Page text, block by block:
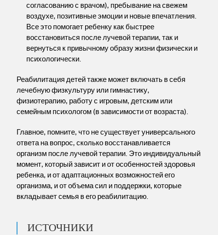
согласованию с врачом), пребывание на свежем
воздухе, позитивные эмоции и новые впечатления.
Все это помогает ребенку как быстрее
восстановиться после лучевой терапии, так и
вернуться к привычному образу жизни физически и
психологически.
Реабилитация детей также может включать в себя
лечебную физкультуру или гимнастику,
физиотерапию, работу с игровым, детским или
семейным психологом (в зависимости от возраста).
Главное, помните, что не существует универсального
ответа на вопрос, сколько восстанавливается
организм после лучевой терапии. Это индивидуальный
момент, который зависит и от особенностей здоровья
ребенка, и от адаптационных возможностей его
организма, и от объема сил и поддержки, которые
вкладывает семья в его реабилитацию.
ИСТОЧНИКИ